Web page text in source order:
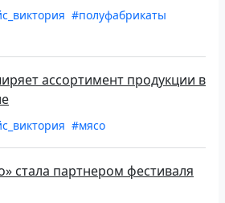
#полуфабрикаты
ассортимент продукции в
#мясо
стала партнером фестиваля